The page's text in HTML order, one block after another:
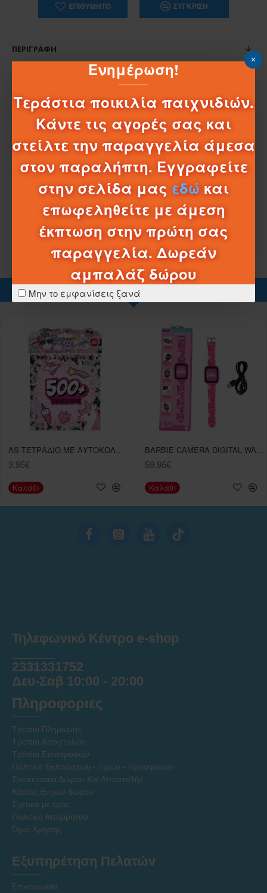
Ενημέρωση!
Τεράστια ποικιλία παιχνιδιών.
Κάντε τις αγορές σας και
στείλτε την παραγγελία άμεσα
στον παραλήπτη. Εγγραφείτε
στην σελίδα μας εδώ και
επωφεληθείτε με άμεση
έκπτωση στην πρώτη σας
παραγγελία. Δωρεάν
αμπαλάζ δώρου
Μην το εμφανίσεις ξανά
ΕΠΙΘΥΜΗΤΌ ΣΎΓΚΡΙΣΗ
ΠΕΡΙΓΡΑΦΉ
ΜΠΡΕΛΟΚ ΜΕ ΦΩΣ ΣΧΕΔΙΟ ΚΑΡΧΑΡΙΑ
Μπρελόκ με φώς σε σχέδιο καρχαρία .
ΣΧΈΔΙΑ - ΜΠΑΤΑΡΊΕΣ
ΛΕΠΤΟΜΈΡΕΙΕΣ ΑΠΟΣΤΟΛΉΣ
ΠΡΟΪΌΝΤΑ ΚΑΤΗΓΟΡΊΑΣ
AS ΤΕΤΡΑΔΙΟ ΜΕ ΑΥΤΟΚΟΛΛΗΤΑ , ASSORTMENT 3 ΣΧΕΔΙΑ ΓΙΑ 3+ ΕΤΩΝ
3,95€
Καλάθι
BARBIE CAMERA DIGITAL WATCH 8GB MEMO
59,95€
Καλάθι
Τηλεφωνικό Κέντρο e-shop
2331331752
Δευ-Σαβ 10:00 - 20:00
Πληροφοριες
Τρόποι Πληρωμής
Τρόποι Αποστολών
Τρόποι Επιστροφών
Πολιτική Εκπτώσεων - Τιμών - Προσφορών
Συσκευασία Δώρου Και Αποστολής
Κάρτες Ευχών δώρου
Σχετικά με εμάς
Πολιτική Απορρήτου
Όροι Χρήσης
Εξυπηρέτηση Πελατών
Επικοινωνία